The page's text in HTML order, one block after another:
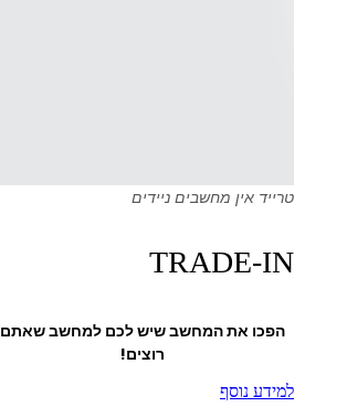
טרייד אין מחשבים ניידים
TRADE-IN
הפכו את המחשב שיש לכם למחשב שאתם
רוצים!
למידע נוסף